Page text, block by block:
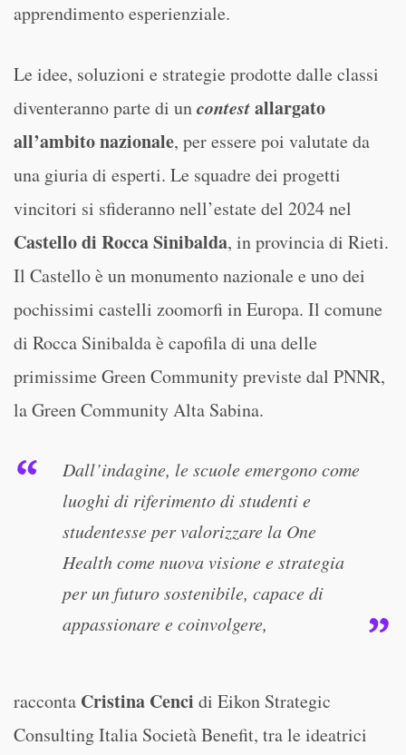
apprendimento esperienziale.
Le idee, soluzioni e strategie prodotte dalle classi
diventeranno parte di uncontestallargato
all’ambito nazionale, per essere poi valutate da
una giuria di esperti. Le squadre dei progetti
vincitori si sfideranno nell’estate del 2024 nel
Castello di Rocca Sinibalda, in provincia di Rieti.
Il Castello è un monumento nazionale e uno dei
pochissimi castelli zoomorfi in Europa. Il comune
di Rocca Sinibalda è capofila di una delle
primissime Green Community previste dal PNNR,
la Green Community Alta Sabina.
Dall’indagine, le scuole emergono come
luoghi di riferimento di studenti e
studentesse per valorizzare la One
Health come nuova visione e strategia
per un futuro sostenibile, capace di
appassionare e coinvolgere,
racconta Cristina Cenci di Eikon Strategic
Consulting Italia Società Benefit, tra le ideatrici